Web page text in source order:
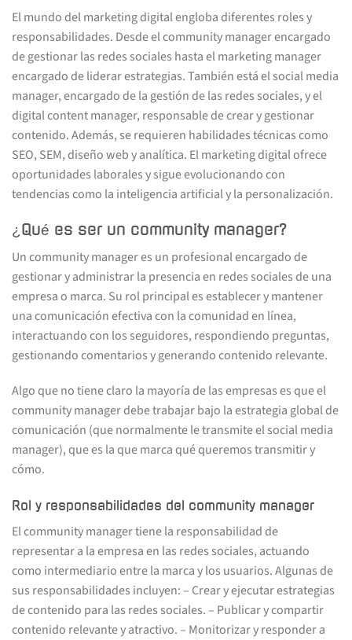
El mundo del marketing digital engloba diferentes roles y
responsabilidades. Desde el community manager encargado
de gestionar las redes sociales hasta el marketing manager
encargado de liderar estrategias. También está el social media
manager, encargado de la gestión de las redes sociales, y el
digital content manager, responsable de crear y gestionar
contenido. Además, se requieren habilidades técnicas como
SEO, SEM, diseño web y analítica. El marketing digital ofrece
oportunidades laborales y sigue evolucionando con
tendencias como la inteligencia artificial y la personalización.
¿Qué es ser un community manager?
Un community manager es un profesional encargado de
gestionar y administrar la presencia en redes sociales de una
empresa o marca. Su rol principal es establecer y mantener
una comunicación efectiva con la comunidad en línea,
interactuando con los seguidores, respondiendo preguntas,
gestionando comentarios y generando contenido relevante.
Algo que no tiene claro la mayoría de las empresas es que el
community manager debe trabajar bajo la estrategia global de
comunicación (que normalmente le transmite el social media
manager), que es la que marca qué queremos transmitir y
cómo.
Rol y responsabilidades del community manager
El community manager tiene la responsabilidad de
representar a la empresa en las redes sociales, actuando
como intermediario entre la marca y los usuarios. Algunas de
sus responsabilidades incluyen: – Crear y ejecutar estrategias
de contenido para las redes sociales. – Publicar y compartir
contenido relevante y atractivo. – Monitorizar y responder a